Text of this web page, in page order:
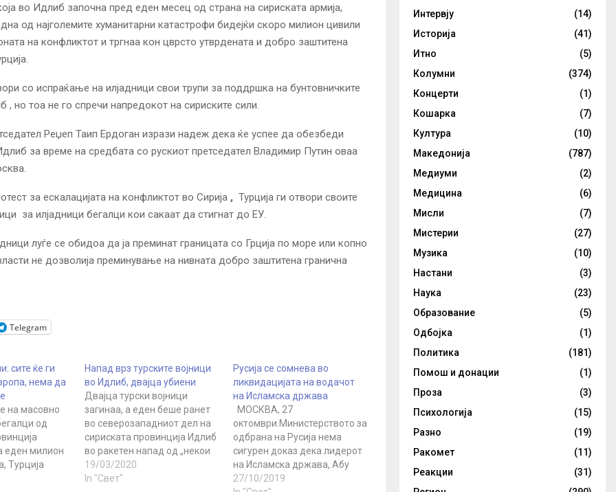
во Идлиб започна пред еден месец од страна на сириската армија,
од најголемите хуманитарни катастрофи бидејќи скоро милион цивили
на конфликтот и тргнаа кон цврсто утврдената и добро заштитена
со испраќање на илјадници свои трупи за поддршка на бунтовничките
, но тоа не го спречи напредокот на сириските сили.
Реџеп Таип Ердоган изрази надеж дека ќе успее да обезбеди
за време на средбата со рускиот претседател Владимир Путин оваа
за ескалацијата на конфликтот во Сирија , Турција ги отвори своите
за илјадници бегалци кои сакаат да стигнат до ЕУ.
луѓе се обидоа да ја преминат границата со Грција по море или копно
не дозволија преминување на нивната добро заштитена гранична
Telegram
сите ќе ги
нема да
на масовно
од
еден милион
Турција
повеќе да не
Напад врз турските војници
во Идлиб, двајца убиени
Двајца турски војници
загинаа, а еден беше ранет
во северозападниот дел на
сириската провинција Идлиб
во ракетен напад од „некои
радикални групи“. Соопшти
Турското Министерство за
19/03/2020
In "Свет"
Русија се сомнева во
ликвидацијата на водачот
на Исламска држава
МОСКВА, 27
октомври.Министерството за
одбрана на Русија нема
сигурен доказ дека лидерот
на Исламска држава, Абу
Бакр ал-Багдади е убиен во
27/10/2019
Интервју
(14)
Историја
(41)
Итно
(5)
Колумни
(374)
Концерти
(1)
Кошарка
(7)
Култура
(10)
Македонија
(787)
Медиуми
(2)
Медицина
(6)
Мисли
(7)
Мистерии
(27)
Музика
(10)
Настани
(3)
Наука
(23)
Образование
(5)
Одбојка
(1)
Политика
(181)
Помош и донации
(1)
Проза
(3)
Психологија
(15)
Разно
(19)
Ракомет
(11)
Реакции
(31)